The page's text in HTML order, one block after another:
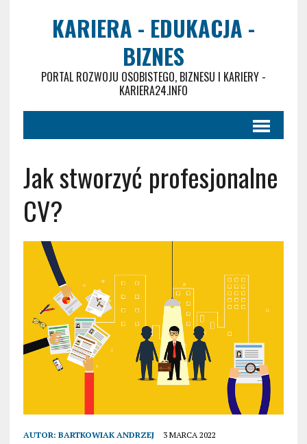
KARIERA - EDUKACJA -
BIZNES
PORTAL ROZWOJU OSOBISTEGO, BIZNESU I KARIERY -
KARIERA24.INFO
Jak stworzyć profesjonalne
CV?
AUTOR: BARTKOWIAK ANDRZEJ 3 MARCA 2022